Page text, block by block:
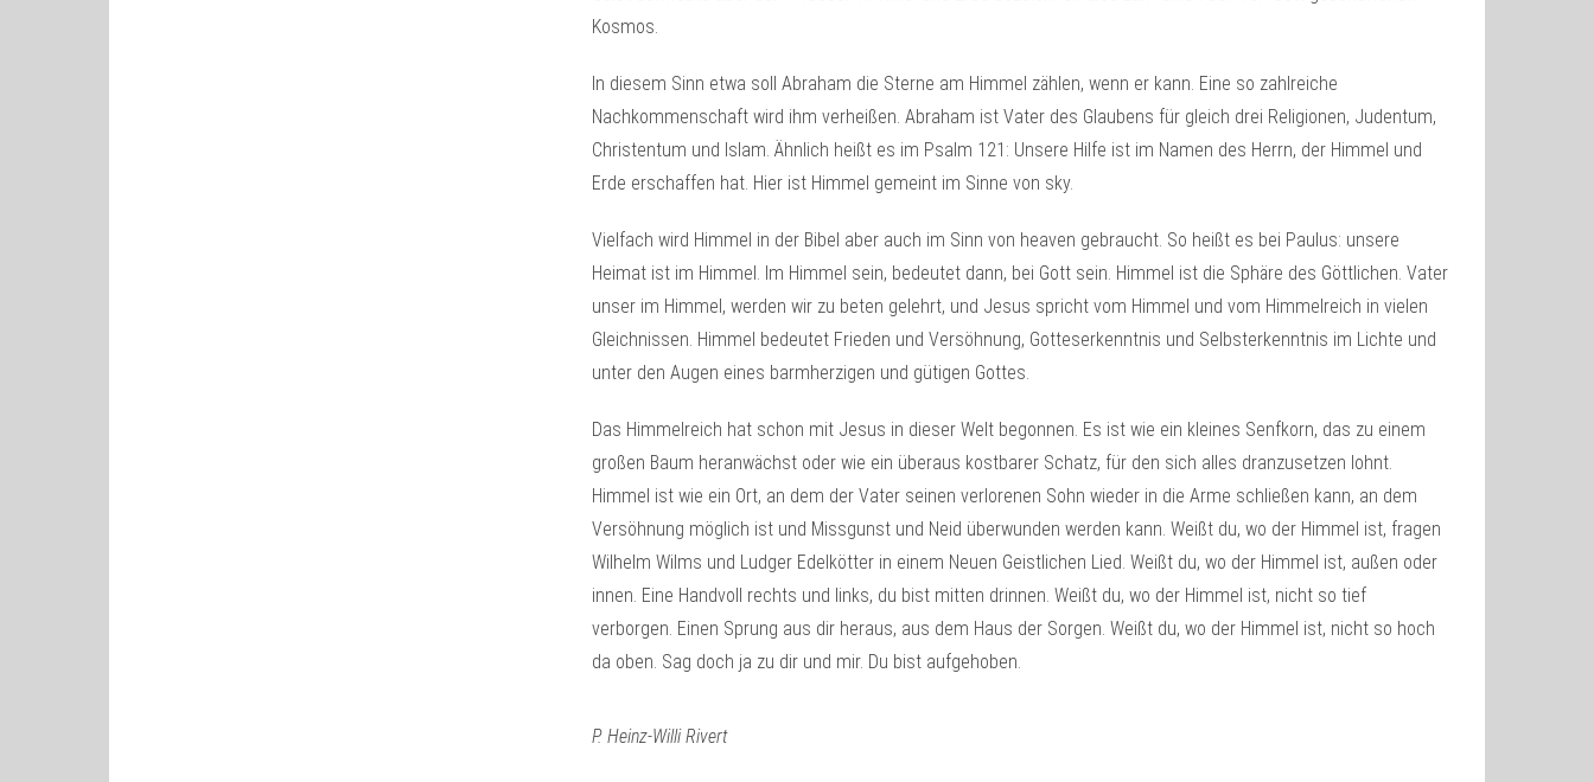
Kosmos.
In diesem Sinn etwa soll Abraham die Sterne am Himmel zählen, wenn er kann. Eine so zahlreiche
Nachkommenschaft wird ihm verheißen. Abraham ist Vater des Glaubens für gleich drei Religionen, Judentum,
Christentum und Islam. Ähnlich heißt es im Psalm 121: Unsere Hilfe ist im Namen des Herrn, der Himmel und
Erde erschaffen hat. Hier ist Himmel gemeint im Sinne von sky.
Vielfach wird Himmel in der Bibel aber auch im Sinn von heaven gebraucht. So heißt es bei Paulus: unsere
Heimat ist im Himmel. Im Himmel sein, bedeutet dann, bei Gott sein. Himmel ist die Sphäre des Göttlichen. Vater
unser im Himmel, werden wir zu beten gelehrt, und Jesus spricht vom Himmel und vom Himmelreich in vielen
Gleichnissen. Himmel bedeutet Frieden und Versöhnung, Gotteserkenntnis und Selbsterkenntnis im Lichte und
unter den Augen eines barmherzigen und gütigen Gottes.
Das Himmelreich hat schon mit Jesus in dieser Welt begonnen. Es ist wie ein kleines Senfkorn, das zu einem
großen Baum heranwächst oder wie ein überaus kostbarer Schatz, für den sich alles dranzusetzen lohnt.
Himmel ist wie ein Ort, an dem der Vater seinen verlorenen Sohn wieder in die Arme schließen kann, an dem
Versöhnung möglich ist und Missgunst und Neid überwunden werden kann. Weißt du, wo der Himmel ist, fragen
Wilhelm Wilms und Ludger Edelkötter in einem Neuen Geistlichen Lied. Weißt du, wo der Himmel ist, außen oder
innen. Eine Handvoll rechts und links, du bist mitten drinnen. Weißt du, wo der Himmel ist, nicht so tief
verborgen. Einen Sprung aus dir heraus, aus dem Haus der Sorgen. Weißt du, wo der Himmel ist, nicht so hoch
da oben. Sag doch ja zu dir und mir. Du bist aufgehoben.
P. Heinz-Willi Rivert